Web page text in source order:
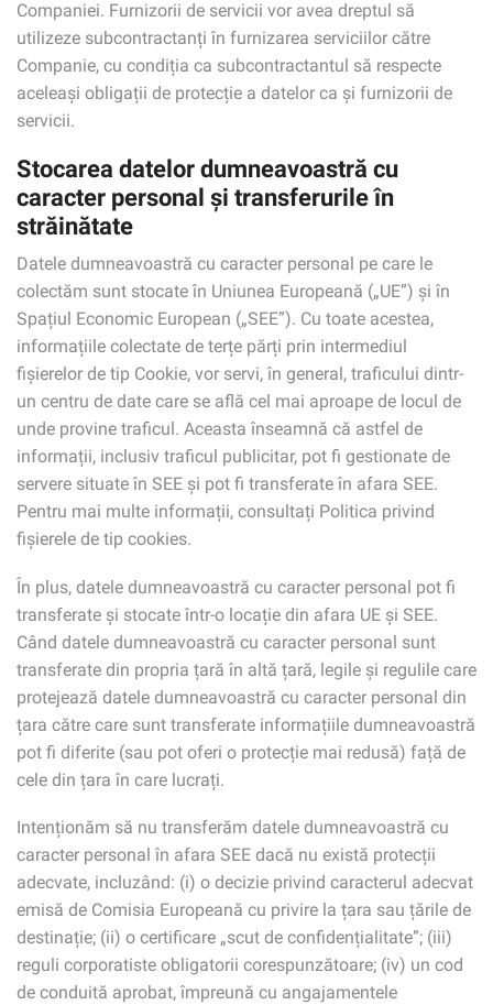
Companiei. Furnizorii de servicii vor avea dreptul să
utilizeze subcontractanți în furnizarea serviciilor către
Companie, cu condiția ca subcontractantul să respecte
aceleași obligații de protecție a datelor ca și furnizorii de
servicii.
Stocarea datelor dumneavoastră cu
caracter personal și transferurile în
străinătate
Datele dumneavoastră cu caracter personal pe care le
colectăm sunt stocate în Uniunea Europeană („UE”) și în
Spațiul Economic European („SEE”). Cu toate acestea,
informațiile colectate de terțe părți prin intermediul
fișierelor de tip Cookie, vor servi, în general, traficului dintr-
un centru de date care se află cel mai aproape de locul de
unde provine traficul. Aceasta înseamnă că astfel de
informații, inclusiv traficul publicitar, pot fi gestionate de
servere situate în SEE și pot fi transferate în afara SEE.
Pentru mai multe informații, consultați Politica privind
fișierele de tip cookies.
În plus, datele dumneavoastră cu caracter personal pot fi
transferate și stocate într-o locație din afara UE și SEE.
Când datele dumneavoastră cu caracter personal sunt
transferate din propria țară în altă țară, legile și regulile care
protejează datele dumneavoastră cu caracter personal din
țara către care sunt transferate informațiile dumneavoastră
pot fi diferite (sau pot oferi o protecție mai redusă) față de
cele din țara în care lucrați.
Intenționăm să nu transferăm datele dumneavoastră cu
caracter personal în afara SEE dacă nu există protecții
adecvate, incluzând: (i) o decizie privind caracterul adecvat
emisă de Comisia Europeană cu privire la țara sau țările de
destinație; (ii) o certificare „scut de confidențialitate”; (iii)
reguli corporatiste obligatorii corespunzătoare; (iv) un cod
de conduită aprobat, împreună cu angajamentele